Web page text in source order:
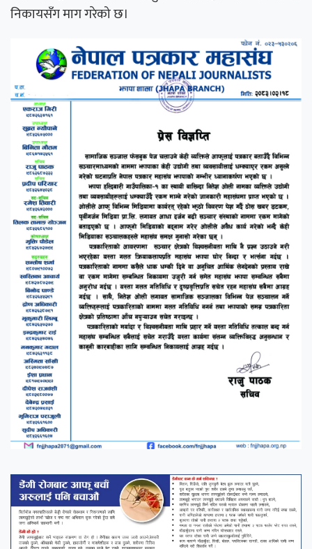
निकायसँग माग गरेको छ।